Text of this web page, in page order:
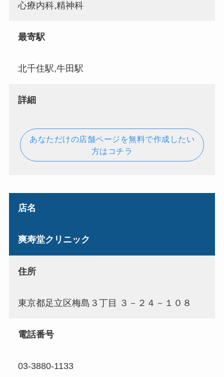
心療内科,精神科
最寄駅
北千住駅,牛田駅
詳細
あなただけの店舗ページを無料で作成したい
方はコチラ
店名
爽寿堂クリニック
住所
東京都足立区梅島３丁目 ３－２４－１０８
電話番号
03-3880-1133